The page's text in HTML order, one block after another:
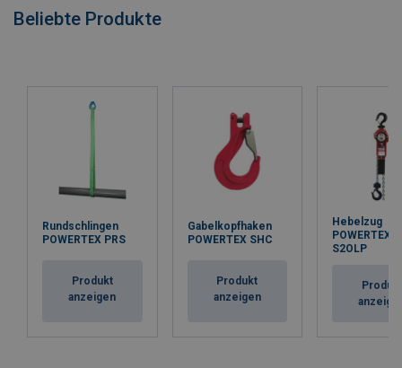
Beliebte Produkte
Rundschlingen
POWERTEX PRS
Produkt
anzeigen
Gabelkopfhaken
POWERTEX SHC
Produkt
anzeigen
Hebelzug
POWERTEX
S2OLP
Produkt